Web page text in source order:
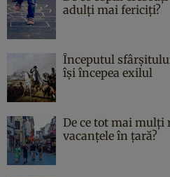
adulți mai fericiți?
Începutul
îşi începea exilul
De ce tot mai
vacanțele în țară?